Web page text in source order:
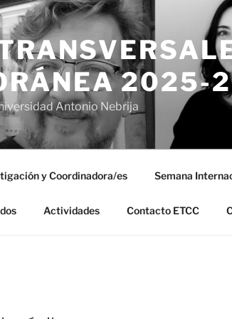
2025-
Antonio Nebrija
y Coordinadora/es Semana
Actividades Contacto ETCC